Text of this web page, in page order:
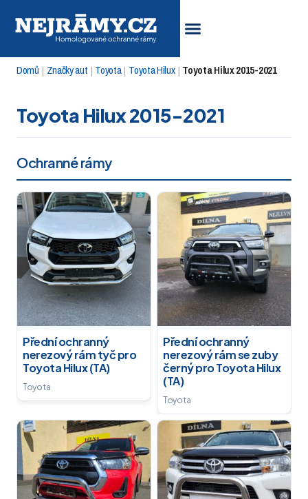
Domů | Značky aut | Toyota | Toyota Hilux | Toyota Hilux 2015-2021
Toyota Hilux 2015-2021
Ochranné rámy
Přední ochranný
nerezový rám tyč pro
Toyota Hilux (TA)
Toyota
Přední ochranný
nerezový rám se zuby
černý pro Toyota Hilux
(TA)
Toyota